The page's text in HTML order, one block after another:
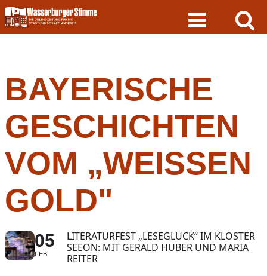
Skip
to
content
BAYERISCHE
GESCHICHTEN
VOM „WEISSEN G
OLD"
05
FEB
LITERATURFEST „LESEGLÜCK“ IM KLOSTER
SEEON: MIT GERALD HUBER UND MARIA
REITER